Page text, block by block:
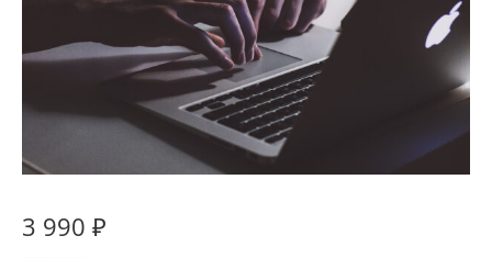
3 990 ₽